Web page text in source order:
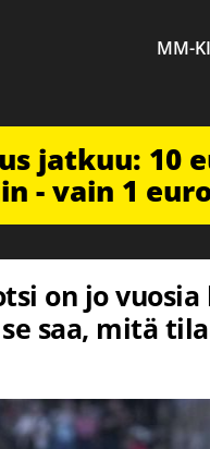
MM-
jatkuu: 10
- vain 1
on jo
saa, mitä